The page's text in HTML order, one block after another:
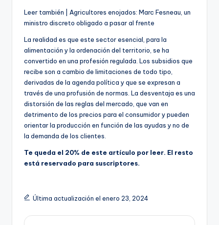
r
i
t
Leer también |
A
r
í
c
u
l
o
r
e
s
e
r
v
a
r
Agricultores enojados: Marc Fesneau, un
ministro discreto obligado a pasar al frente
La realidad es que este sector esencial, para la
alimentación y la ordenación del territorio, se ha
convertido en una profesión regulada. Los subsidios que
recibe son a cambio de limitaciones de todo tipo,
derivadas de la agenda política y que se expresan a
través de una profusión de normas. La desventaja es una
distorsión de las reglas del mercado, que van en
detrimento de los precios para el consumidor y pueden
orientar la producción en función de las ayudas y no de
la demanda de los clientes.
Te queda el 20% de este artículo por leer. El resto
está reservado para suscriptores.
Última actualización el enero 23, 2024